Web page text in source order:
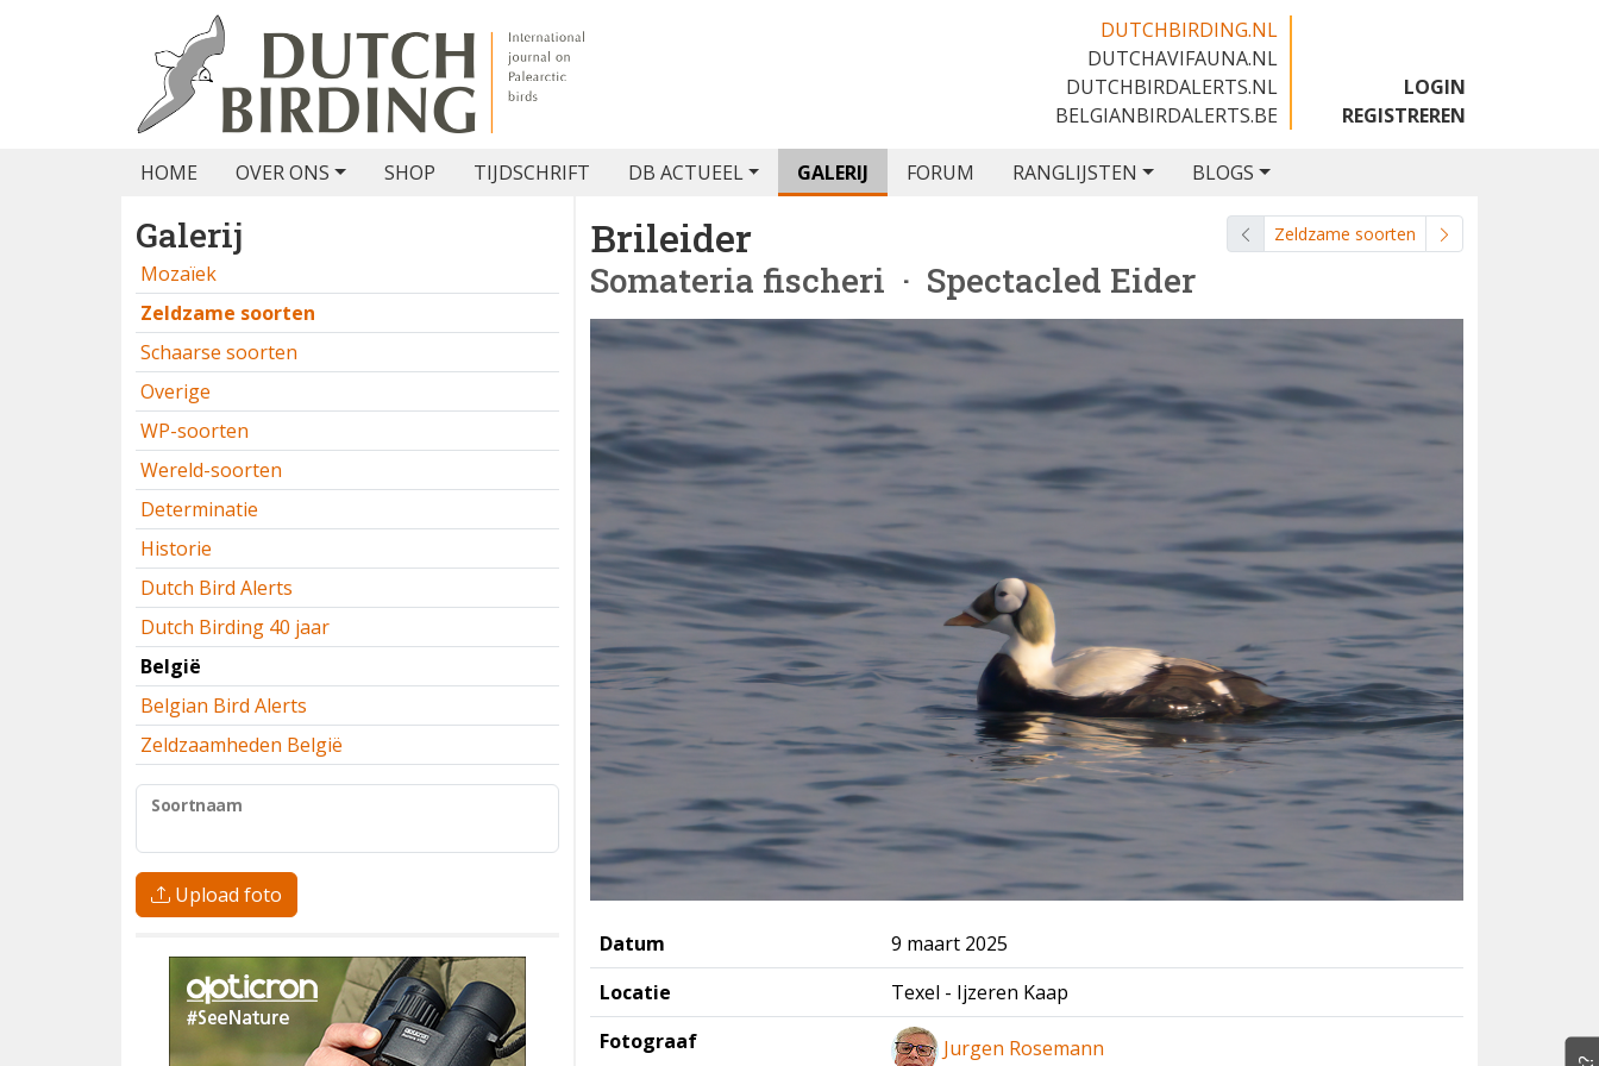
DUTCHBIRDING.NL
DUTCHAVIFAUNA.NL
DUTCHBIRDALERTS.NL
BELGIANBIRDALERTS.BE
LOGIN
REGISTREREN
HOME OVER ONS SHOP TIJDSCHRIFT DB ACTUEEL GALERIJ FORUM RANGLIJSTEN BLOGS
Galerij
Mozaïek
Zeldzame soorten
Schaarse soorten
Overige
WP-soorten
Wereld-soorten
Determinatie
Historie
Dutch Bird Alerts
Dutch Birding 40 jaar
België
Belgian Bird Alerts
Zeldzaamheden België
Soortnaam
Upload foto
Brileider
Somateria fischeri · Spectacled Eider
Zeldzame soorten
Datum
9 maart 2025
Locatie
Texel - Ijzeren Kaap
Fotograaf
Jurgen Rosemann